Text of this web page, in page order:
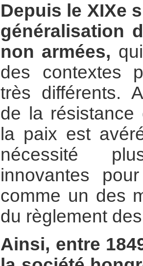
Depuis le XIXe
généralisation
non armées,
des contextes
très différents.
de la résistance
la paix est
nécessité
innovantes
comme un des
du règlement
Ainsi, entre